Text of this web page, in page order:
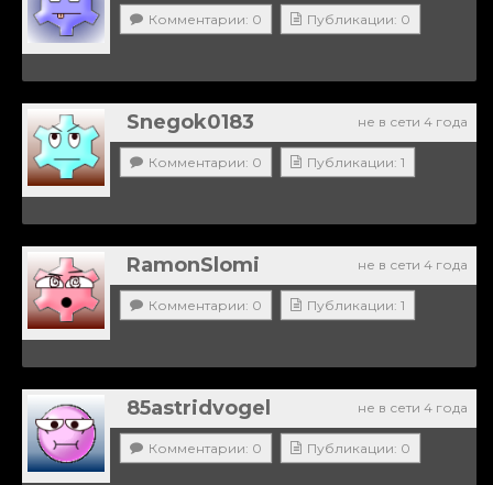
Комментарии: 0 Публикации: 0
не в сети 4 года
Snegok0183
Комментарии: 0 Публикации: 1
не в сети 4 года
RamonSlomi
Комментарии: 0 Публикации: 1
не в сети 4 года
85astridvogel
Комментарии: 0 Публикации: 0